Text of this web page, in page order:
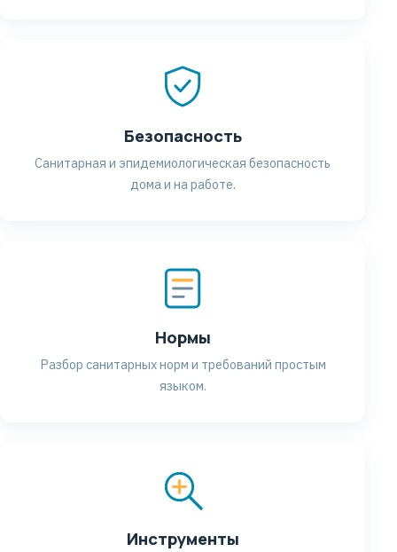
Безопасность
Санитарная и эпидемиологическая безопасность
дома и на работе.
Нормы
Разбор санитарных норм и требований простым
языком.
Инструменты